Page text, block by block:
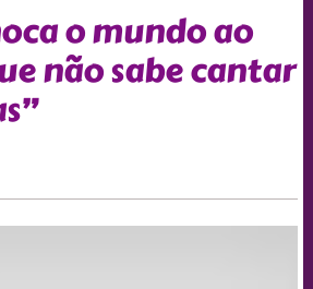
o mundo ao
não sabe cantar